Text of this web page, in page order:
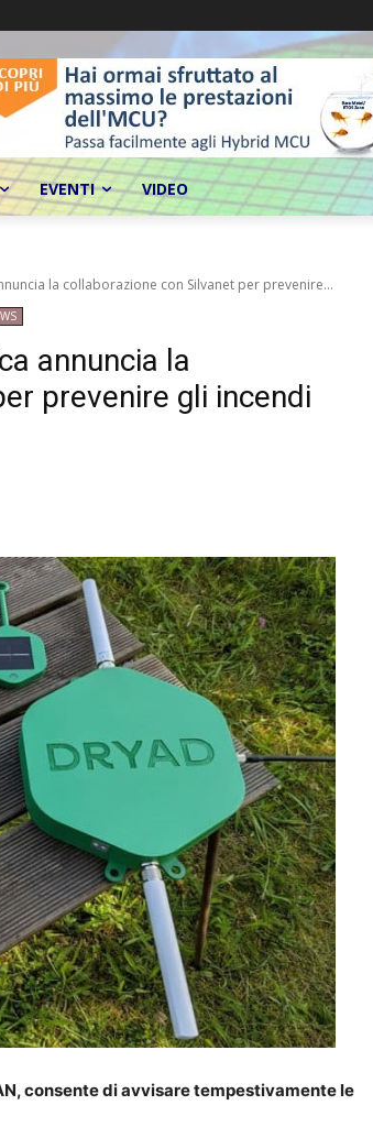
EVENTI VIDEO
la collaborazione con Silvanet per prevenire...
annuncia la
prevenire gli incendi
consente di avvisare tempestivamente le